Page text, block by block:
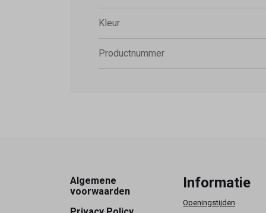
Kleur
Productnummer
Footer
Algemene
voorwaarden
Informatie
Openingstijden